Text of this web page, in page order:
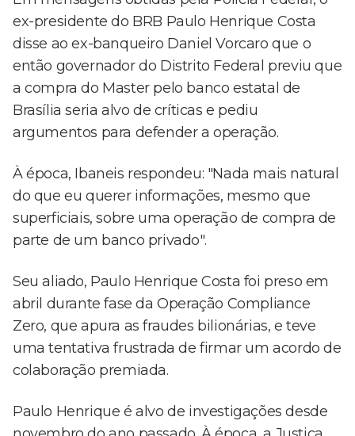
ex-presidente do BRB Paulo Henrique Costa
disse ao ex-banqueiro Daniel Vorcaro que o
então governador do Distrito Federal previu que
a compra do Master pelo banco estatal de
Brasília seria alvo de críticas e pediu
argumentos para defender a operação.
À época, Ibaneis respondeu: "Nada mais natural
do que eu querer informações, mesmo que
superficiais, sobre uma operação de compra de
parte de um banco privado".
Seu aliado, Paulo Henrique Costa foi preso em
abril durante fase da Operação Compliance
Zero, que apura as fraudes bilionárias, e teve
uma tentativa frustrada de firmar um acordo de
colaboração premiada.
Paulo Henrique é alvo de investigações desde